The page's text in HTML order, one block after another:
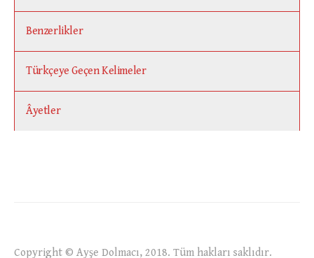
Benzerlikler
Türkçeye Geçen Kelimeler
Âyetler
Copyright © Ayşe Dolmacı, 2018. Tüm hakları saklıdır.